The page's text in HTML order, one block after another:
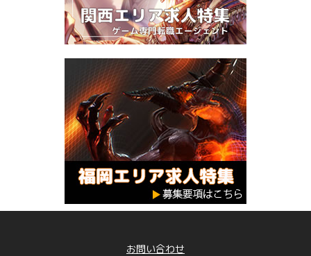
お問い合わせ